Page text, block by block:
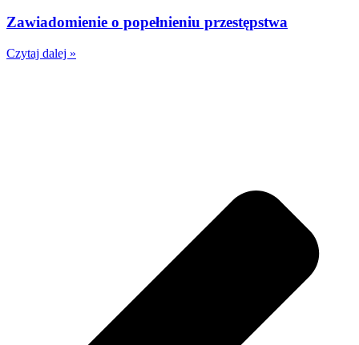
Zawiadomienie o popełnieniu przestępstwa
Czytaj dalej »